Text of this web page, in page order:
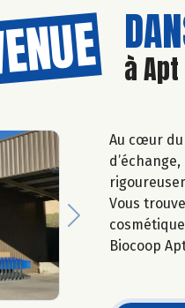
à Apt
Next
Au cœur du
Vous
Biocoop